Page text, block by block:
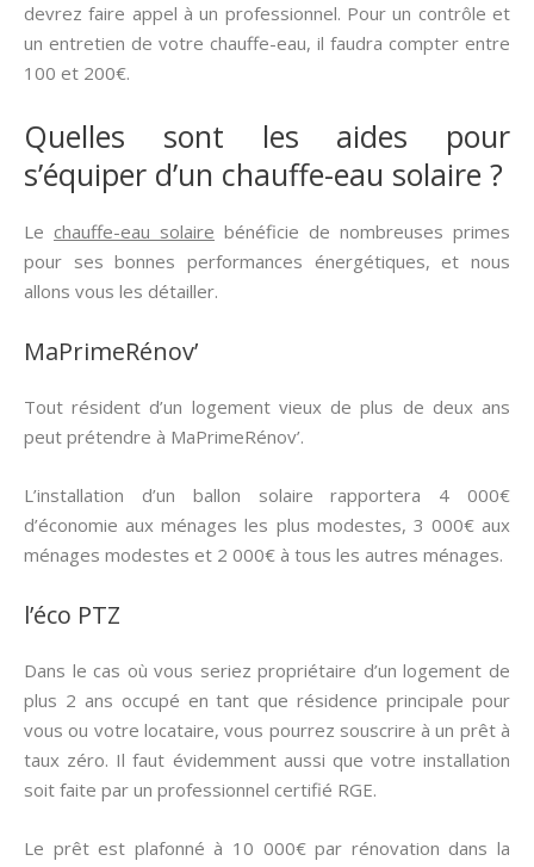
devrez faire appel à un professionnel. Pour un contrôle et
un entretien de votre chauffe-eau, il faudra compter entre
100 et 200€.
Quelles sont les aides pour
s’équiper d’un chauffe-eau solaire ?
Le chauffe-eau solaire bénéficie de nombreuses primes
pour ses bonnes performances énergétiques, et nous
allons vous les détailler.
MaPrimeRénov’
Tout résident d’un logement vieux de plus de deux ans
peut prétendre à MaPrimeRénov’.
L’installation d’un ballon solaire rapportera 4 000€
d’économie aux ménages les plus modestes, 3 000€ aux
ménages modestes et 2 000€ à tous les autres ménages.
l’éco PTZ
Dans le cas où vous seriez propriétaire d’un logement de
plus 2 ans occupé en tant que résidence principale pour
vous ou votre locataire, vous pourrez souscrire à un prêt à
taux zéro. Il faut évidemment aussi que votre installation
soit faite par un professionnel certifié RGE.
Le prêt est plafonné à 10 000€ par rénovation dans la